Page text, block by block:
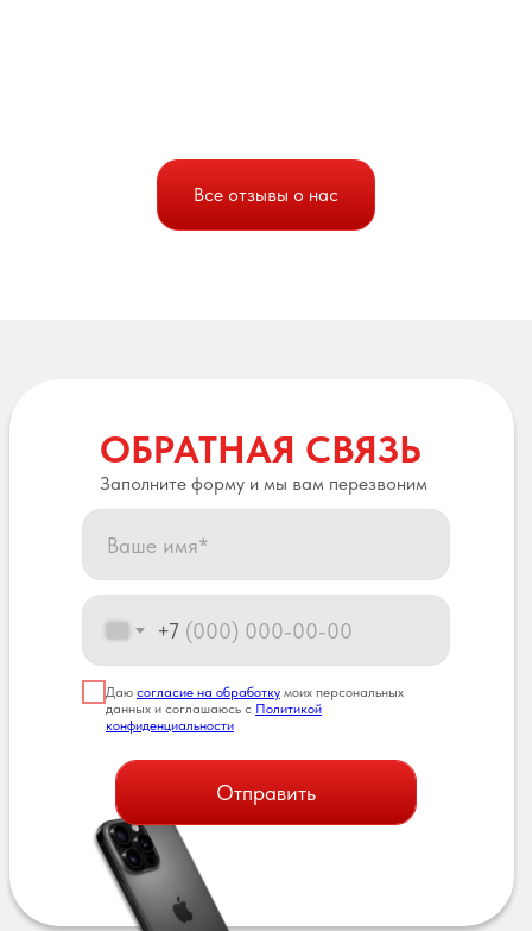
Все отзывы о нас
ОБРАТНАЯ СВЯЗЬ
Заполните форму и мы вам перезвоним
+7
Даю согласие на обработку моих персональных
данных и соглашаюсь с Политикой
конфиденциальности
Отправить